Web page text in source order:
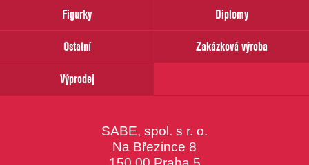
Figurky
Diplomy
Ostatní
Zakázková výroba
Výprodej
SABE, spol. s r. o.
Na Březince 8